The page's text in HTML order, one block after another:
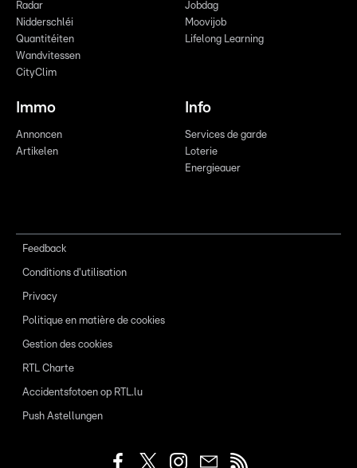
Radar
Nidderschléi
Quantitéiten
Wandvitessen
CityClim
Jobdag
Moovijob
Lifelong Learning
Immo
Annoncen
Artikelen
Info
Services de garde
Loterie
Energieauer
Feedback
Conditions d'utilisation
Privacy
Politique en matière de cookies
Gestion des cookies
RTL Charte
Accidentsfotoen op RTL.lu
Push Astellungen